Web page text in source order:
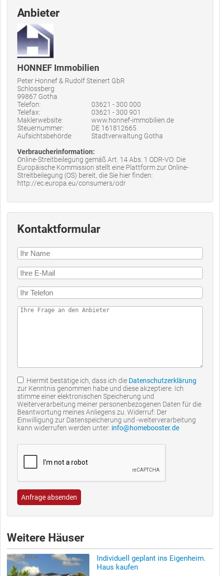
Anbieter
HONNEF Immobilien
Peter Honnef & Rudolf Steinert GbR
Schlossberg
99867 Gotha
Telefon:
03621 - 300 000
Telefax:
03621 - 300 901
Maklerwebsite:
www.honnef-immobilien.de
Steuernummer:
DE 161812665
Aufsichtsbehörde:
Stadtverwaltung Gotha
Verbraucherinformation:
Online-Streitbeilegung gemäß Art. 14 Abs. 1 ODR-VO: Die
Europäische Kommission stellt eine Plattform zur Online-
Streitbeilegung (OS) bereit, die Sie hier finden:
http://ec.europa.eu/consumers/odr
Kontaktformular
Hiermit bestätige ich, dass ich die Datenschutzerklärung
zur Kenntnis genommen habe und diese akzeptiere. Ich
stimme einer elektronischen Speicherung und
Weiterverarbeitung meiner personenbezogenen Daten für die
Beantwortung meines Anliegens zu. Widerruf: Der
Einwilligung zur Datenspeicherung und -weiterverarbeitung
kann widerrufen werden unter: info@homebooster.de
Anfrage absenden
Weitere Häuser
Individuell geplant ins Eigenheim.
Haus kaufen